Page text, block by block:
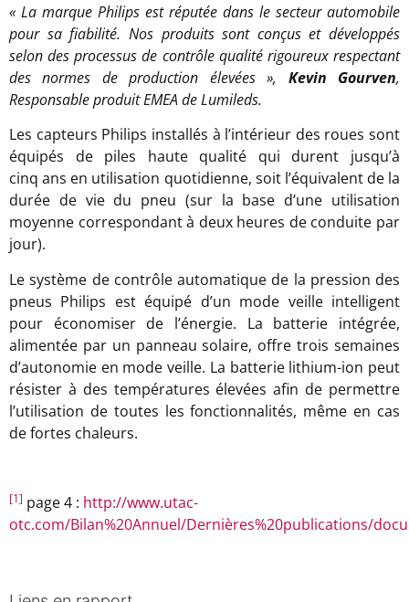
« La marque Philips est réputée dans le secteur automobile
pour sa fiabilité. Nos produits sont conçus et développés
selon des processus de contrôle qualité rigoureux respectant
des normes de production élevées », Kevin Gourven,
Responsable produit EMEA de Lumileds.
Les capteurs Philips installés à l’intérieur des roues sont
équipés de piles haute qualité qui durent jusqu’à
cinq ans en utilisation quotidienne, soit l’équivalent de la
durée de vie du pneu (sur la base d’une utilisation
moyenne correspondant à deux heures de conduite par
jour).
Le système de contrôle automatique de la pression des
pneus Philips est équipé d’un mode veille intelligent
pour économiser de l’énergie. La batterie intégrée,
alimentée par un panneau solaire, offre trois semaines
d’autonomie en mode veille. La batterie lithium-ion peut
résister à des températures élevées afin de permettre
l’utilisation de toutes les fonctionnalités, même en cas
de fortes chaleurs.
[1] page 4 : http://www.utac-
otc.com/Bilan%20Annuel/Dernières%20publications/